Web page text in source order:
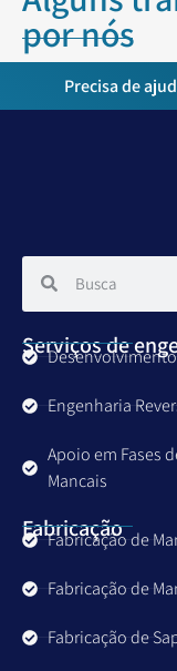
por nós
Precisa de
Serviços de
Engenharia
Apoio em Fases
Mancais
Fabricação
Fabricação de
Fabricação de
Fabricação de